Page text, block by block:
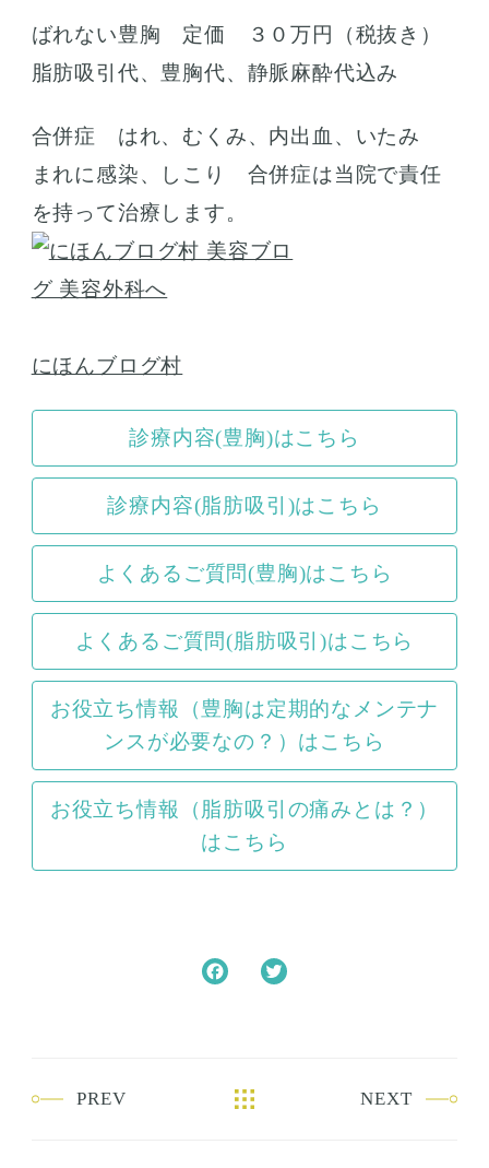
ばれない豊胸 定価 ３０万円（税抜き）
脂肪吸引代、豊胸代、静脈麻酔代込み
合併症 はれ、むくみ、内出血、いたみ
まれに感染、しこり 合併症は当院で責任
を持って治療します。
にほんブログ村
診療内容(豊胸)はこちら
診療内容(脂肪吸引)はこちら
よくあるご質問(豊胸)はこちら
よくあるご質問(脂肪吸引)はこちら
お役立ち情報（豊胸は定期的なメンテナ
ンスが必要なの？）はこちら
お役立ち情報（脂肪吸引の痛みとは？）
はこちら
o
PREV NEXT